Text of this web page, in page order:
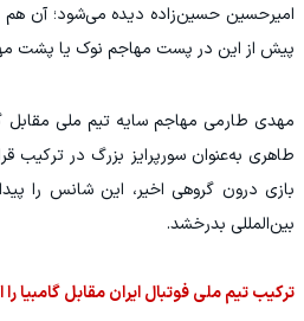
امیرحسین حسین‌زاده دیده می‌شود؛ آن هم
پیش از این در پست مهاجم نوک یا پشت
مهدی طارمی مهاجم سایه تیم ملی مقابل
طاهری به‌عنوان سورپرایز بزرگ در ترکیب
بازی درون گروهی اخیر، این شانس را
بین‌المللی بدرخشد.
ترکیب تیم ملی فوتبال ایران مقابل گامبیا را این 11 بازیکن تشکیل